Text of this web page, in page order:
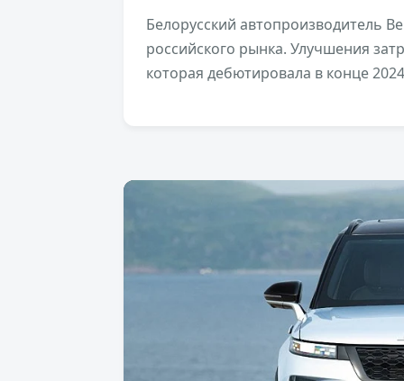
Белорусский автопроизводитель
российского рынка. Улучшения
которая дебютировала в конце